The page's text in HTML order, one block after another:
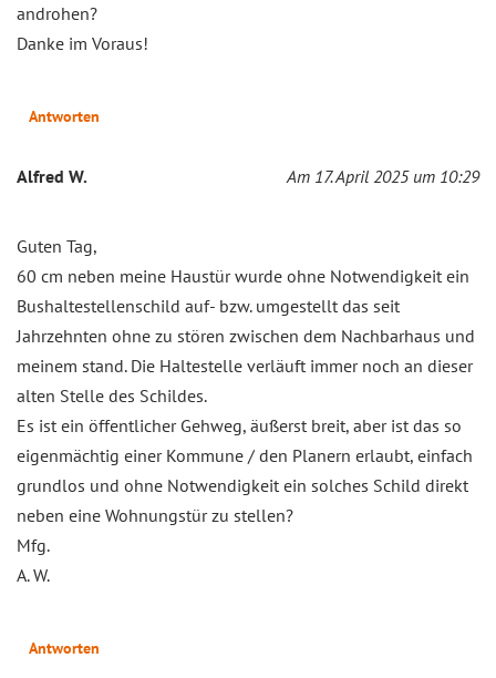
androhen?
Danke im Voraus!
Antworten
Alfred W. Am 17. April 2025 um 10:29
Guten Tag,
60 cm neben meine Haustür wurde ohne Notwendigkeit ein
Bushaltestellenschild auf- bzw. umgestellt das seit
Jahrzehnten ohne zu stören zwischen dem Nachbarhaus und
meinem stand. Die Haltestelle verläuft immer noch an dieser
alten Stelle des Schildes.
Es ist ein öffentlicher Gehweg, äußerst breit, aber ist das so
eigenmächtig einer Kommune / den Planern erlaubt, einfach
grundlos und ohne Notwendigkeit ein solches Schild direkt
neben eine Wohnungstür zu stellen?
Mfg.
A. W.
Antworten